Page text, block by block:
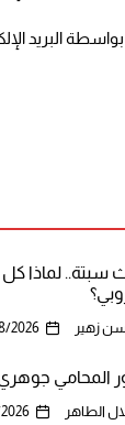
البريد
سبتة.. لماذا كل
زهير 2026
المحامي
الطاهر